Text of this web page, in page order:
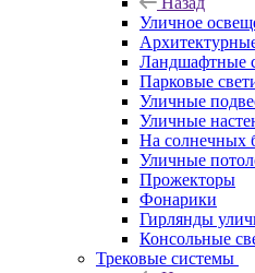
Уличное
Ландшафтные
Парковые
Уличные
Уличные
На солнечных
Уличные
Прожекторы
Фонарики
Гирлянды
Консольные
Трековые системы